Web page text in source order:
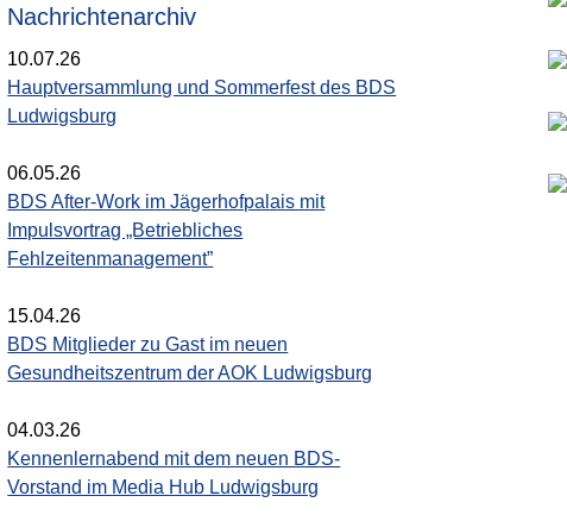
Nachrichtenarchiv
10.07.26
Hauptversammlung und Sommerfest des BDS
Ludwigsburg
06.05.26
BDS After-Work im Jägerhofpalais mit
Impulsvortrag „Betriebliches
Fehlzeitenmanagement”
15.04.26
BDS Mitglieder zu Gast im neuen
Gesundheitszentrum der AOK Ludwigsburg
04.03.26
Kennenlernabend mit dem neuen BDS-
Vorstand im Media Hub Ludwigsburg